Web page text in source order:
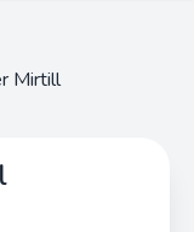
Mirtill